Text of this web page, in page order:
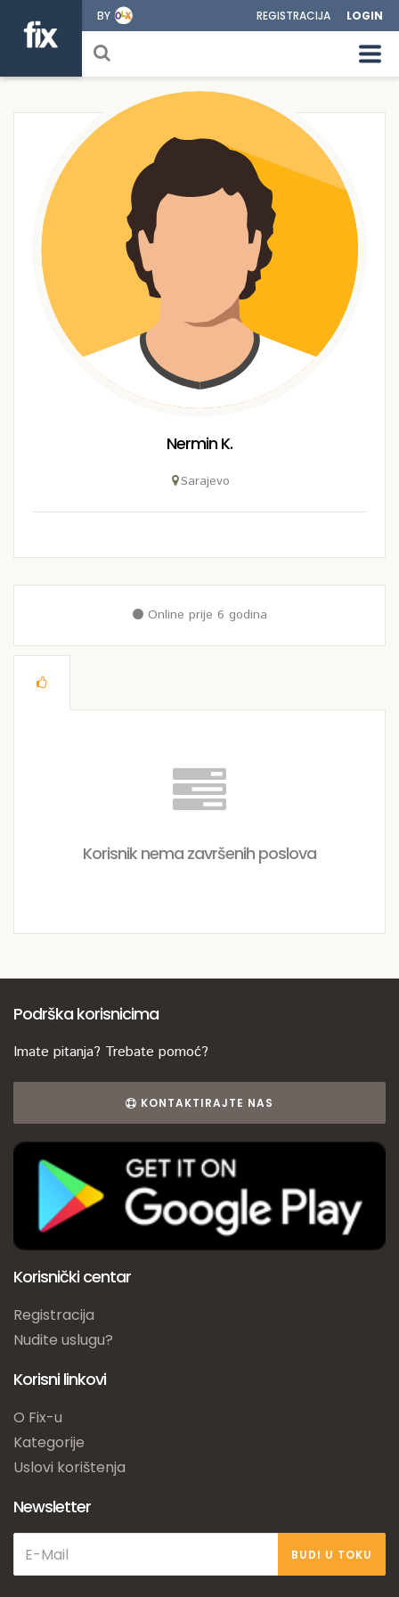
BY REGISTRACIJA LOGIN
Nermin K.
Sarajevo
Online prije 6 godina
Korisnik nema završenih poslova
Podrška korisnicima
Imate pitanja? Trebate pomoć?
KONTAKTIRAJTE NAS
Korisnički centar
Registracija
Nudite uslugu?
Korisni linkovi
O Fix-u
Kategorije
Uslovi korištenja
Newsletter
BUDI U TOKU